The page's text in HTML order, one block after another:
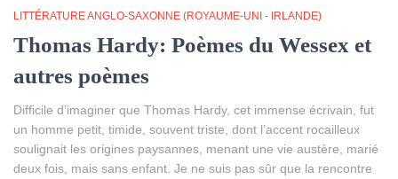
LITTÉRATURE ANGLO-SAXONNE (ROYAUME-UNI - IRLANDE)
Thomas Hardy: Poèmes du Wessex et
autres poèmes
Difficile d’imaginer que Thomas Hardy, cet immense écrivain, fut
un homme petit, timide, souvent triste, dont l’accent rocailleux
soulignait les origines paysannes, menant une vie austère, marié
deux fois, mais sans enfant. Je ne suis pas sûr que la rencontre